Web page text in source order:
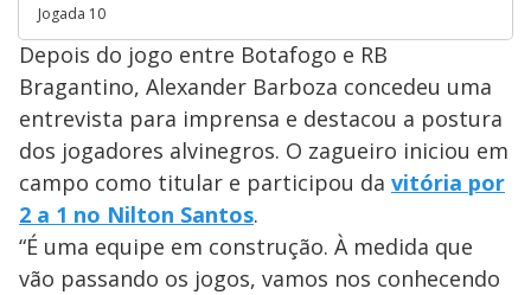
Jogada 10
Depois do jogo entre Botafogo e RB
Bragantino, Alexander Barboza concedeu uma
entrevista para imprensa e destacou a postura
dos jogadores alvinegros. O zagueiro iniciou em
campo como titular e participou da vitória por
2 a 1 no Nilton Santos.
“É uma equipe em construção. À medida que
vão passando os jogos, vamos nos conhecendo